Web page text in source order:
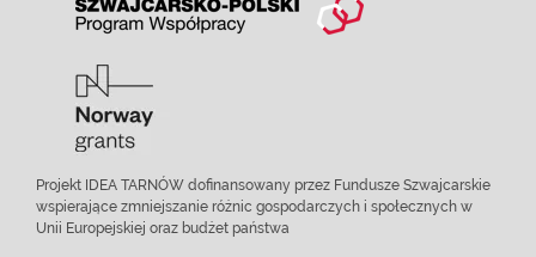
Projekt IDEA TARNÓW dofinansowany przez Fundusze Szwajcarskie
wspierające zmniejszanie różnic gospodarczych i społecznych w
Unii Europejskiej oraz budżet państwa